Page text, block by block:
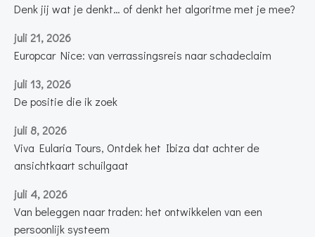
Denk jij wat je denkt… of denkt het algoritme met je mee?
juli 21, 2026
Europcar Nice: van verrassingsreis naar schadeclaim
juli 13, 2026
De positie die ik zoek
juli 8, 2026
Viva Eularia Tours, Ontdek het Ibiza dat achter de
ansichtkaart schuilgaat
juli 4, 2026
Van beleggen naar traden: het ontwikkelen van een
persoonlijk systeem